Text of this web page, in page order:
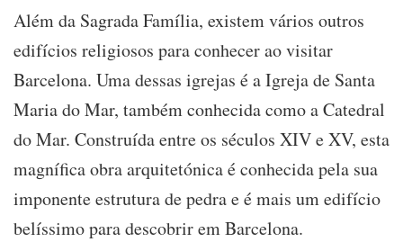
Além da Sagrada Família, existem vários outros
edifícios religiosos para conhecer ao visitar
Barcelona. Uma dessas igrejas é a Igreja de Santa
Maria do Mar, também conhecida como a Catedral
do Mar. Construída entre os séculos XIV e XV, esta
magnífica obra arquitetónica é conhecida pela sua
imponente estrutura de pedra e é mais um edifício
belíssimo para descobrir em Barcelona.